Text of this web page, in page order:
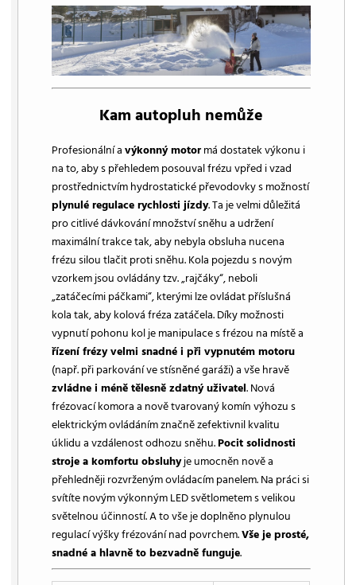
Kam autopluh nemůže
Profesionální avýkonný motormá dostatek výkonu i
na to, aby s přehledem posouval frézu vpřed i vzad
prostřednictvím hydrostatické převodovky s možností
plynulé regulace rychlosti jízdy. Ta je velmi důležitá
pro citlivé dávkování množství sněhu a udržení
maximální trakce tak, aby nebyla obsluha nucena
frézu silou tlačit proti sněhu. Kola pojezdu s novým
vzorkem jsou ovládány tzv. „rajčáky“, neboli
„zatáčecími páčkami“, kterými lze ovládat příslušná
kola tak, aby kolová fréza zatáčela. Díky možnosti
vypnutí pohonu kol je manipulace s frézou na místě a
řízení frézy velmi snadné i při vypnutém motoru
(např. při parkování ve stísněné garáži) a vše hravě
zvládne i méně tělesně zdatný uživatel. Nová
frézovací komora a nově tvarovaný komín výhozu s
elektrickým ovládáním značně zefektivnil kvalitu
úklidu a vzdálenost odhozu sněhu.Pocit solidnosti
stroje a komfortu obsluhyje umocněn nově a
přehledněji rozvrženým ovládacím panelem. Na práci si
svítíte novým výkonným LED světlometem s velikou
světelnou účinností. A to vše je doplněno plynulou
regulací výšky frézování nad povrchem.Vše je prosté,
snadné a hlavně to bezvadně funguje.